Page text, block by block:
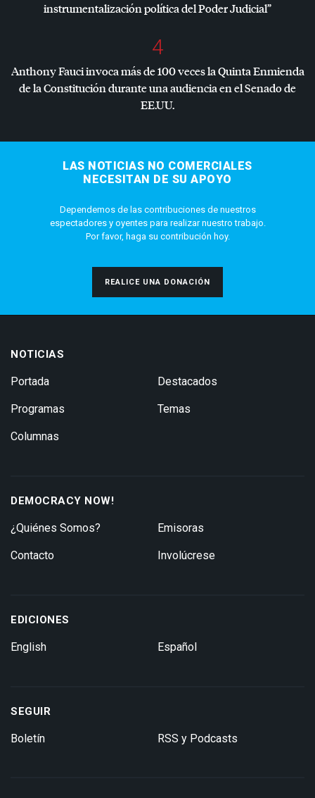
instrumentalización política del Poder Judicial”
4
Anthony Fauci invoca más de 100 veces la Quinta Enmienda
de la Constitución durante una audiencia en el Senado de
EE.UU.
LAS NOTICIAS NO COMERCIALES
NECESITAN DE SU APOYO
Dependemos de las contribuciones de nuestros
espectadores y oyentes para realizar nuestro trabajo.
Por favor, haga su contribución hoy.
REALICE UNA DONACIÓN
NOTICIAS
Portada
Programas
Columnas
Destacados
Temas
DEMOCRACY NOW!
¿Quiénes Somos?
Contacto
Emisoras
Involúcrese
EDICIONES
English Español
SEGUIR
Boletín RSS y Podcasts